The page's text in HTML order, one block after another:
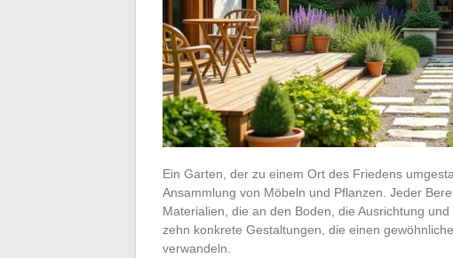
Ein Garten, der zu einem Ort des Friedens
Ansammlung von Möbeln und Pflanzen. Jeder
Materialien, die an den Boden, die Ausrichtung
zehn konkrete Gestaltungen, die einen
verwandeln.